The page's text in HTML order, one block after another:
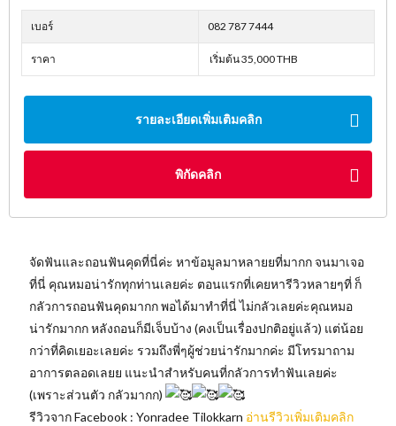
เบอร์ 082 787 7444
ราคา เริ่มต้น 35,000 THB
รายละเอียดเพิ่มเติมคลิก
พิกัดคลิก
จัดฟันและถอนฟันคุดที่นี่ค่ะ หาข้อมูลมาหลายยที่มากก จนมาเจอ
ที่นี่ คุณหมอน่ารักทุกท่านเลยค่ะ ตอนแรกที่เคยหารีวิวหลายๆที่ ก็
กลัวการถอนฟันคุดมากก พอได้มาทำที่นี่ ไม่กลัวเลยค่ะคุณหมอ
น่ารักมากก หลังถอนก็มีเจ็บบ้าง (คงเป็นเรื่องปกติอยู่แล้ว) แต่น้อย
กว่าที่คิดเยอะเลยค่ะ รวมถึงพี่ๆผู้ช่วยน่ารักมากค่ะ มีโทรมาถาม
อาการตลอดเลยย แนะนำสำหรับคนที่กลัวการทำฟันเลยค่ะ
(เพราะส่วนตัว กลัวมากก)
รีวิวจาก Facebook : Yonradee Tilokkarn อ่านรีวิวเพิ่มเติมคลิก